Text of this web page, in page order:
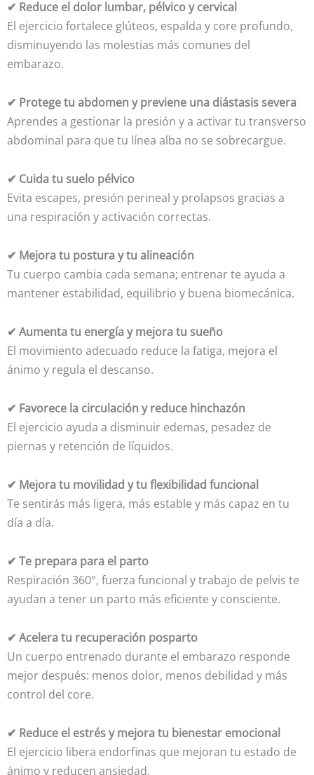
✔ Reduce el dolor lumbar, pélvico y cervical
El ejercicio fortalece glúteos, espalda y core profundo,
disminuyendo las molestias más comunes del
embarazo.
✔ Protege tu abdomen y previene una diástasis severa
Aprendes a gestionar la presión y a activar tu transverso
abdominal para que tu línea alba no se sobrecargue.
✔ Cuida tu suelo pélvico
Evita escapes, presión perineal y prolapsos gracias a
una respiración y activación correctas.
✔ Mejora tu postura y tu alineación
Tu cuerpo cambia cada semana; entrenar te ayuda a
mantener estabilidad, equilibrio y buena biomecánica.
✔ Aumenta tu energía y mejora tu sueño
El movimiento adecuado reduce la fatiga, mejora el
ánimo y regula el descanso.
✔ Favorece la circulación y reduce hinchazón
El ejercicio ayuda a disminuir edemas, pesadez de
piernas y retención de líquidos.
✔ Mejora tu movilidad y tu flexibilidad funcional
Te sentirás más ligera, más estable y más capaz en tu
día a día.
✔ Te prepara para el parto
Respiración 360°, fuerza funcional y trabajo de pelvis te
ayudan a tener un parto más eficiente y consciente.
✔ Acelera tu recuperación posparto
Un cuerpo entrenado durante el embarazo responde
mejor después: menos dolor, menos debilidad y más
control del core.
✔ Reduce el estrés y mejora tu bienestar emocional
El ejercicio libera endorfinas que mejoran tu estado de
ánimo y reducen ansiedad.